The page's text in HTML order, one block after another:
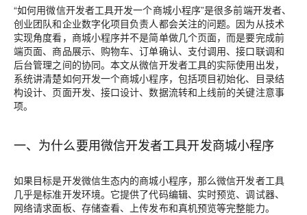
“如何用微信开发者工具开发一个商城小程序”是很多前端开发者、
创业团队和企业数字化项目负责人都会关注的问题。因为从技术
实现角度看，商城小程序并不是简单做几个页面，而是要完成前
端页面、商品展示、购物车、订单确认、支付调用、接口联调和
后台管理之间的协同。本文从微信开发者工具的实际使用出发，
系统讲清楚如何开发一个商城小程序，包括项目初始化、目录结
构设计、页面开发、接口设计、数据流转和上线前的关键注意事
项。
一、为什么要用微信开发者工具开发商城小程序
如果目标是开发微信生态内的商城小程序，那么微信开发者工具
几乎是标准开发环境。它提供了代码编辑、实时预览、调试器、
网络请求面板、存储查看、上传发布和真机预览等完整能力。